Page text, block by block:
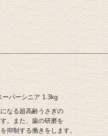
ーパーシニア 1.3kg
なる超高齢うさぎの
。また、歯の研磨を
抑制する働きをします。